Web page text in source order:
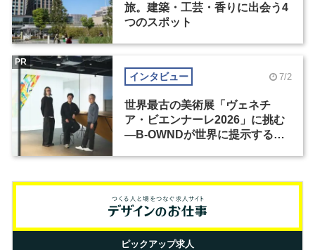
旅。建築・工芸・香りに出会う4
つのスポット
インタビュー 7/2
世界最古の美術展「ヴェネチ
ア・ビエンナーレ2026」に挑む
―B-OWNDが世界に提示する美
PR
ピックアップ求人